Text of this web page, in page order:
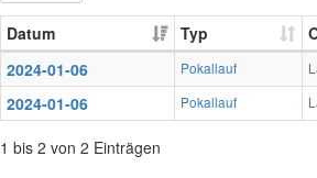
Datum Typ
2024-01-06
Pokallauf
2024-01-06 Pokallauf
1 bis 2 von 2 Einträgen